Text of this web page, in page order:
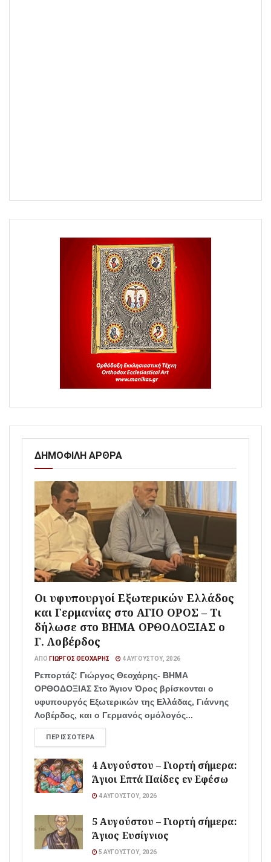
ΔΗΜΟΦΙΛΗ ΑΡΘΡΑ
Οι υφυπουργοί Εξωτερικών Ελλάδος
και Γερμανίας στο ΑΓΙΟ ΟΡΟΣ – Τι
δήλωσε στο ΒΗΜΑ ΟΡΘΟΔΟΞΙΑΣ ο
Γ. Λοβέρδος
ΑΠΌ ΓΙΏΡΓΟΣ ΘΕΟΧΆΡΗΣ 4 ΑΥΓΟΎΣΤΟΥ, 2026
Ρεπορτάζ: Γιώργος Θεοχάρης- ΒΗΜΑ
ΟΡΘΟΔΟΞΙΑΣ Στο Άγιον Όρος βρίσκονται ο
υφυπουργός Εξωτερικών της Ελλάδας, Γιάννης
Λοβέρδος, και ο Γερμανός ομόλογός...
ΠΕΡΙΣΣΌΤΕΡΑ
4 Αυγούστου – Γιορτή σήμερα:
Άγιοι Επτά Παίδες εν Εφέσω
4 ΑΥΓΟΎΣΤΟΥ, 2026
5 Αυγούστου – Γιορτή σήμερα:
Άγιος Ευσίγνιος
5 ΑΥΓΟΎΣΤΟΥ, 2026